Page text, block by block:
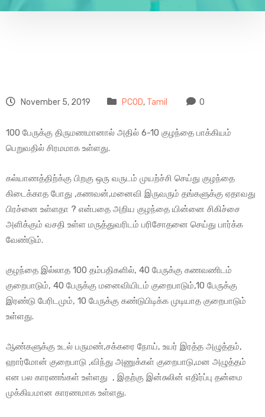
November 5, 2019 PCOD, Tamil 0
100 பேருக்கு திருமணமானால் அதில் 6-10 குழந்தை பாக்கியம்
பெறுவதில் சிரமமாக உள்ளது.
கல்யாணத்திற்க்கு பிறகு ஒரு வருடம் முயற்ச்சி செய்து குழந்தை
கிடைக்காத போது ,கணவன்,மனைவி இருவரும் தங்களுக்கு ஏதாவது
பிரச்னை உள்ளதா ? என்பதை அறிய குழந்தை யின்னை சிகிச்சை
அளிக்கும் வசதி உள்ள மருத்துவரிடம் பரிசோதனை செய்து பார்க்க
வேண்டும்.
குழந்தை இல்லாத 100 தம்பதிகளில், 40 பேருக்கு கணவணிடம்
குறைபாடும், 40 பேருக்கு மனைவியிடம் குறைபாடும்,10 பேருக்கு
இரண்டு பேரிடமும், 10 பேருக்கு கண்டுபிடிக்க முடியாத குறைபாடும்
உள்ளது.
ஆண்களுக்கு உடல் பருமண்,சக்கரை நோய், உயர் இரத்த அழுத்தம்,
ஹார்மோன் குறைபாடு ,விந்து அணுக்கள் குறைபாடு,மன அழுத்தம்
என பல காரணங்கள் உள்ளது , இதற்கு இன்சுலின் எதிர்ப்பு தன்மை
முக்கியமான காரணமாக உள்ளது.